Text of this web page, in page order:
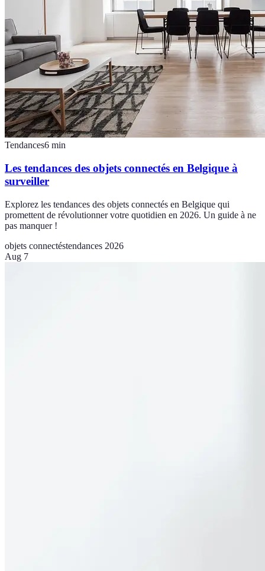
Tendances6 min
Les tendances des objets connectés en Belgique à
surveiller
Explorez les tendances des objets connectés en Belgique qui
promettent de révolutionner votre quotidien en 2026. Un guide à ne
pas manquer !
objets connectéstendances 2026
Aug 7